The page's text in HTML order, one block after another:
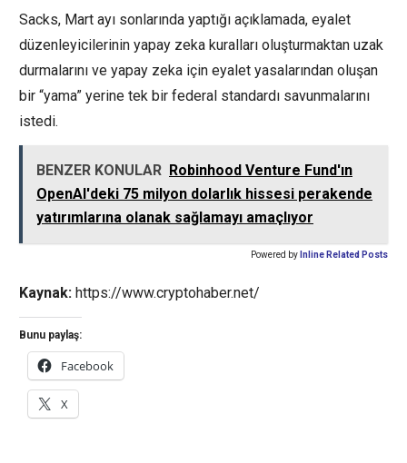
Sacks, Mart ayı sonlarında yaptığı açıklamada, eyalet
düzenleyicilerinin yapay zeka kuralları oluşturmaktan uzak
durmalarını ve yapay zeka için eyalet yasalarından oluşan
bir “yama” yerine tek bir federal standardı savunmalarını
istedi.
BENZER KONULAR Robinhood Venture Fund'ın
OpenAI'deki 75 milyon dolarlık hissesi perakende
yatırımlarına olanak sağlamayı amaçlıyor
Powered by Inline Related Posts
Kaynak: https://www.cryptohaber.net/
Bunu paylaş:
Facebook
X